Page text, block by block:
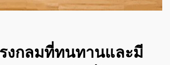
งกลมที่ทนทานและมี